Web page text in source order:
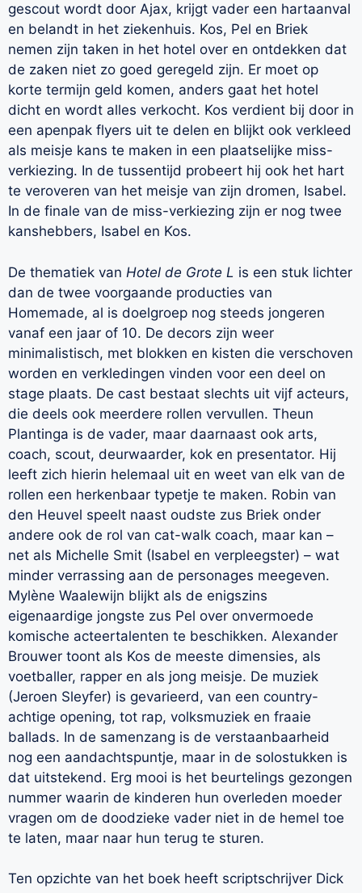
gescout wordt door Ajax, krijgt vader een hartaanval
en belandt in het ziekenhuis. Kos, Pel en Briek
nemen zijn taken in het hotel over en ontdekken dat
de zaken niet zo goed geregeld zijn. Er moet op
korte termijn geld komen, anders gaat het hotel
dicht en wordt alles verkocht. Kos verdient bij door in
een apenpak flyers uit te delen en blijkt ook verkleed
als meisje kans te maken in een plaatselijke miss-
verkiezing. In de tussentijd probeert hij ook het hart
te veroveren van het meisje van zijn dromen, Isabel.
In de finale van de miss-verkiezing zijn er nog twee
kanshebbers, Isabel en Kos.
De thematiek van Hotel de Grote L is een stuk lichter
dan de twee voorgaande producties van
Homemade, al is doelgroep nog steeds jongeren
vanaf een jaar of 10. De decors zijn weer
minimalistisch, met blokken en kisten die verschoven
worden en verkledingen vinden voor een deel on
stage plaats. De cast bestaat slechts uit vijf acteurs,
die deels ook meerdere rollen vervullen. Theun
Plantinga is de vader, maar daarnaast ook arts,
coach, scout, deurwaarder, kok en presentator. Hij
leeft zich hierin helemaal uit en weet van elk van de
rollen een herkenbaar typetje te maken. Robin van
den Heuvel speelt naast oudste zus Briek onder
andere ook de rol van cat-walk coach, maar kan –
net als Michelle Smit (Isabel en verpleegster) – wat
minder verrassing aan de personages meegeven.
Mylène Waalewijn blijkt als de enigszins
eigenaardige jongste zus Pel over onvermoede
komische acteertalenten te beschikken. Alexander
Brouwer toont als Kos de meeste dimensies, als
voetballer, rapper en als jong meisje. De muziek
(Jeroen Sleyfer) is gevarieerd, van een country-
achtige opening, tot rap, volksmuziek en fraaie
ballads. In de samenzang is de verstaanbaarheid
nog een aandachtspuntje, maar in de solostukken is
dat uitstekend. Erg mooi is het beurtelings gezongen
nummer waarin de kinderen hun overleden moeder
vragen om de doodzieke vader niet in de hemel toe
te laten, maar naar hun terug te sturen.
Ten opzichte van het boek heeft scriptschrijver Dick